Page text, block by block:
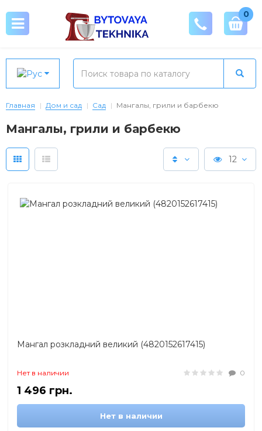
0
Главная Дом и сад Сад Мангалы, грили и барбекю
Мангалы, грили и барбекю
12
Мангал розкладний великий (4820152617415)
Нет в наличии 0
1 496 грн.
Нет в наличии